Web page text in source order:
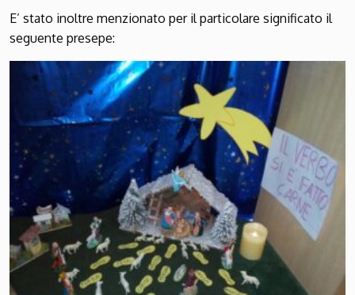
E’ stato inoltre menzionato per il particolare significato il
seguente presepe: